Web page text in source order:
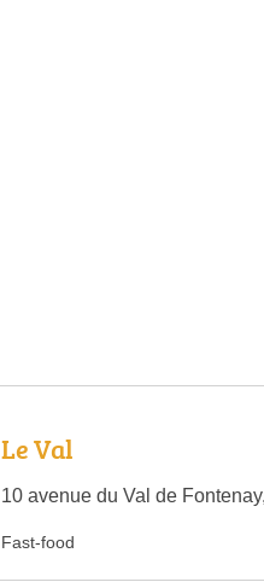
Le Val
10 avenue du Val de
Fast-food